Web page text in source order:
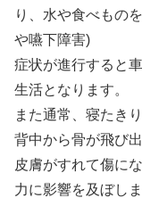
り、水や食べもの
や嚥下障害)
症状が進行すると
生活となります。
また通常、寝たき
背中から骨が飛び
皮膚がすれて傷に
力に影響を及ぼし